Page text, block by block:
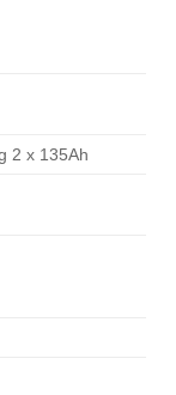
2 x 135Ah